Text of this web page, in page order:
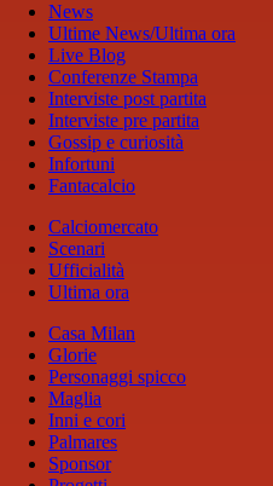
News
Ultime News/Ultima ora
Live Blog
Conferenze Stampa
Interviste post partita
Interviste pre partita
Gossip e curiosità
Infortuni
Fantacalcio
Calciomercato
Scenari
Ufficialità
Ultima ora
Casa Milan
Glorie
Personaggi spicco
Maglia
Inni e cori
Palmares
Sponsor